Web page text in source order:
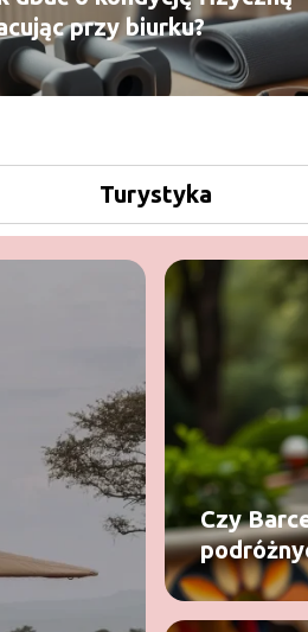
przy biurku?
Turystyka
Czy